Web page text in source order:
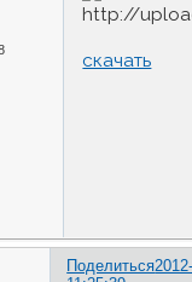
скачать
Поделиться